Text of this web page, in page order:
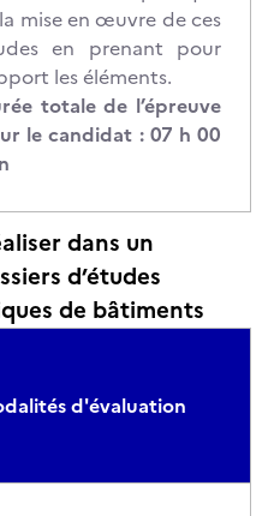
mise en œuvre de ces
en prenant pour
les éléments.
totale de l’épreuve
le candidat : 07 h 00
dans un
d’études
de bâtiments
d'évaluation